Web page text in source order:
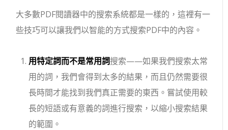
大多數PDF閱讀器中的搜索系統都是一樣的，這裡有一
些技巧可以讓我們以智能的方式搜索PDF中的內容。
用特定詞而不是常用詞搜索——如果我們搜索太常
用的詞，我們會得到太多的結果，而且仍然需要很
長時間才能找到我們真正需要的東西。嘗試使用較
長的短語或有意義的詞進行搜索，以縮小搜索結果
的範圍。